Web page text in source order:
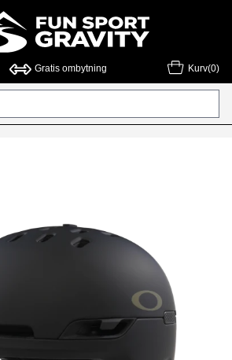
Gratis ombytning Kurv(0)